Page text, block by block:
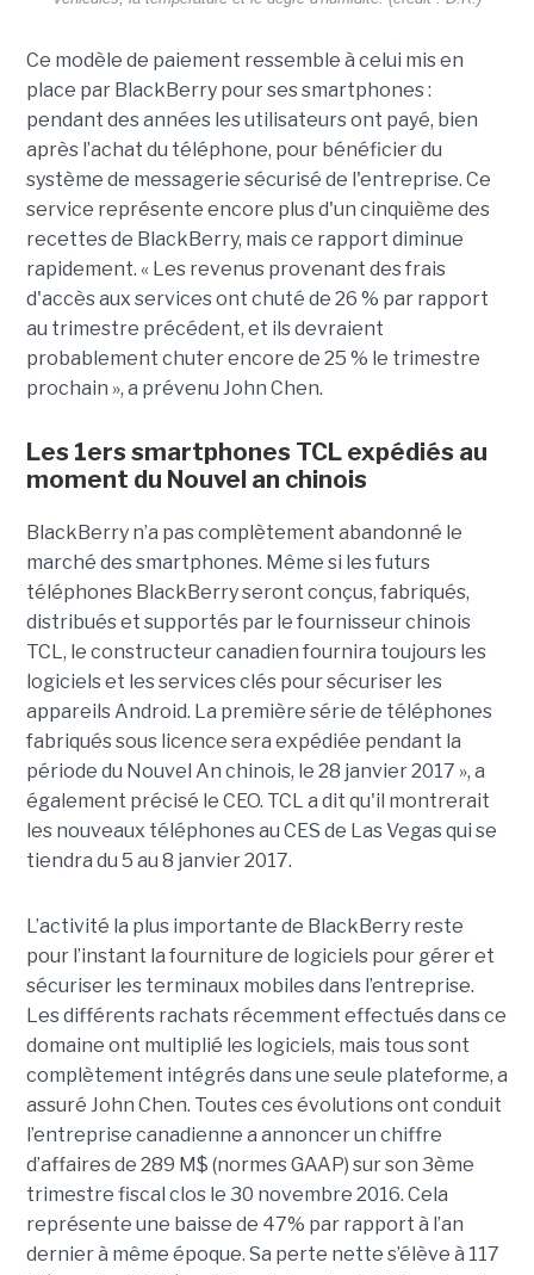
Ce modèle de paiement ressemble à celui mis en
place par BlackBerry pour ses smartphones :
pendant des années les utilisateurs ont payé, bien
après l’achat du téléphone, pour bénéficier du
système de messagerie sécurisé de l'entreprise. Ce
service représente encore plus d'un cinquième des
recettes de BlackBerry, mais ce rapport diminue
rapidement. « Les revenus provenant des frais
d'accès aux services ont chuté de 26 % par rapport
au trimestre précédent, et ils devraient
probablement chuter encore de 25 % le trimestre
prochain », a prévenu John Chen.
Les 1ers smartphones TCL expédiés au
moment du Nouvel an chinois
BlackBerry n’a pas complètement abandonné le
marché des smartphones. Même si les futurs
téléphones BlackBerry seront conçus, fabriqués,
distribués et supportés par le fournisseur chinois
TCL, le constructeur canadien fournira toujours les
logiciels et les services clés pour sécuriser les
appareils Android. La première série de téléphones
fabriqués sous licence sera expédiée pendant la
période du Nouvel An chinois, le 28 janvier 2017 », a
également précisé le CEO. TCL a dit qu'il montrerait
les nouveaux téléphones au CES de Las Vegas qui se
tiendra du 5 au 8 janvier 2017.
L’activité la plus importante de BlackBerry reste
pour l’instant la fourniture de logiciels pour gérer et
sécuriser les terminaux mobiles dans l’entreprise.
Les différents rachats récemment effectués dans ce
domaine ont multiplié les logiciels, mais tous sont
complètement intégrés dans une seule plateforme, a
assuré John Chen. Toutes ces évolutions ont conduit
l’entreprise canadienne a annoncer un chiffre
d’affaires de 289 M$ (normes GAAP) sur son 3ème
trimestre fiscal clos le 30 novembre 2016. Cela
représente une baisse de 47% par rapport à l’an
dernier à même époque. Sa perte nette s’élève à 117